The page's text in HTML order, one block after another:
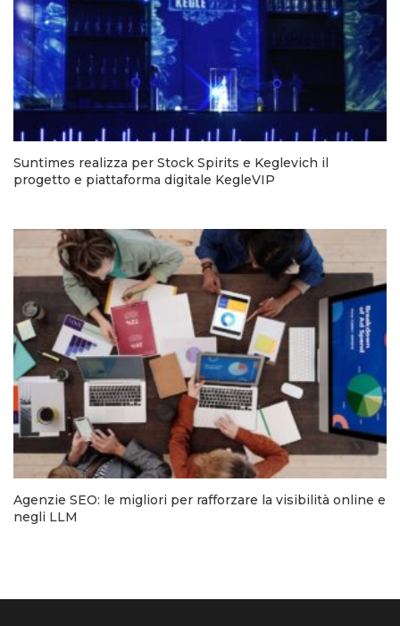
Suntimes realizza per Stock Spirits e Keglevich il
progetto e piattaforma digitale KegleVIP
Agenzie SEO: le migliori per rafforzare la visibilità online e
negli LLM